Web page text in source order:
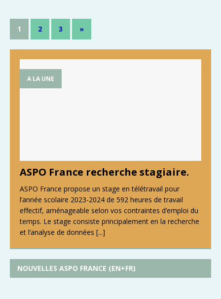
1 2 3 »
A LA UNE
ASPO France recherche stagiaire.
ASPO France propose un stage en télétravail pour
l’année scolaire 2023-2024 de 592 heures de travail
effectif, aménageable selon vos contraintes d’emploi du
temps. Le stage consiste principalement en la recherche
et l’analyse de données [...]
NOUVELLES ASPO FRANCE (EN+FR)